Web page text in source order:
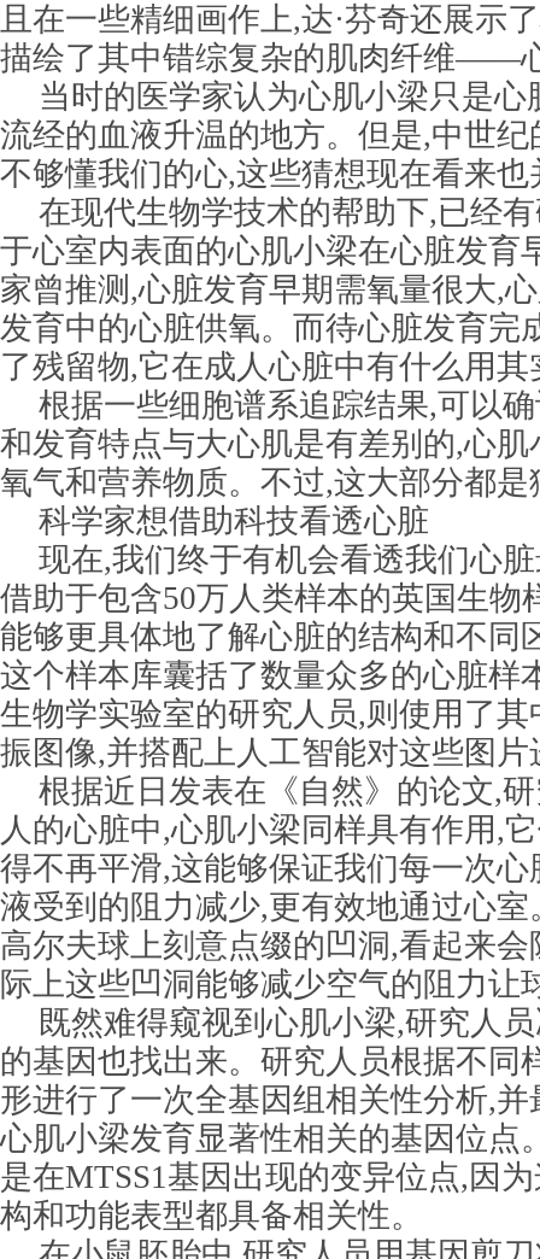
且在一些精细画作上,达·芬奇还展示
描绘了其中错综复杂的肌肉纤维——
当时的医学家认为心肌小梁只是心
流经的血液升温的地方。但是,中世
不够懂我们的心,这些猜想现在看来也
在现代生物学技术的帮助下,已经
于心室内表面的心肌小梁在心脏发育
家曾推测,心脏发育早期需氧量很大,
发育中的心脏供氧。而待心脏发育完
了残留物,它在成人心脏中有什么用
根据一些细胞谱系追踪结果,可以
和发育特点与大心肌是有差别的,心
氧气和营养物质。不过,这大部分都是
科学家想借助科技看透心脏
现在,我们终于有机会看透我们心
借助于包含50万人类样本的英国生物
能够更具体地了解心脏的结构和不同
这个样本库囊括了数量众多的心脏样
生物学实验室的研究人员,则使用了
振图像,并搭配上人工智能对这些图
根据近日发表在《自然》的论文,
人的心脏中,心肌小梁同样具有作用,
得不再平滑,这能够保证我们每一次
液受到的阻力减少,更有效地通过心
高尔夫球上刻意点缀的凹洞,看起来
际上这些凹洞能够减少空气的阻力让
既然难得窥视到心肌小梁,研究人
的基因也找出来。研究人员根据不同
形进行了一次全基因组相关性分析,
心肌小梁发育显著性相关的基因位点
是在MTSS1基因出现的变异位点,因
构和功能表型都具备相关性。